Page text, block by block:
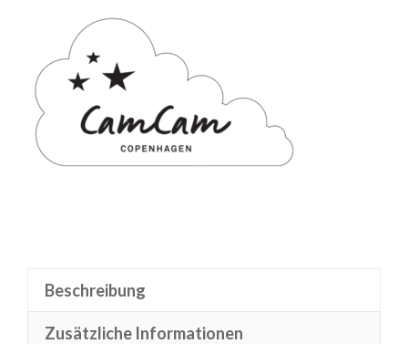
Beschreibung
Zusätzliche Informationen